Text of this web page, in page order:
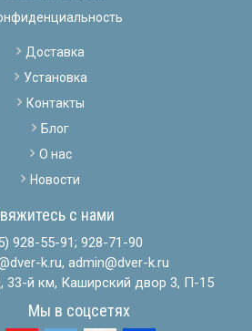
Доставка
Установка
Контакты
Блог
О нас
Новости
с нами
928-55-91; 928-71-90
k.ru, admin@dver-k.ru
й км, Каширский двор 3, П-15
Мы в соцсетях